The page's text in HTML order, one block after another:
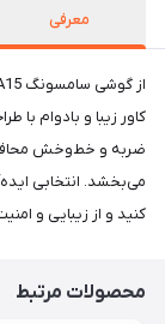
معرفی
کاور زیبا و بادوام با
ضربه و خط‌وخش
می‌بخشد. انتخابی
کنید و از زیبایی و
محصولات مرتبط